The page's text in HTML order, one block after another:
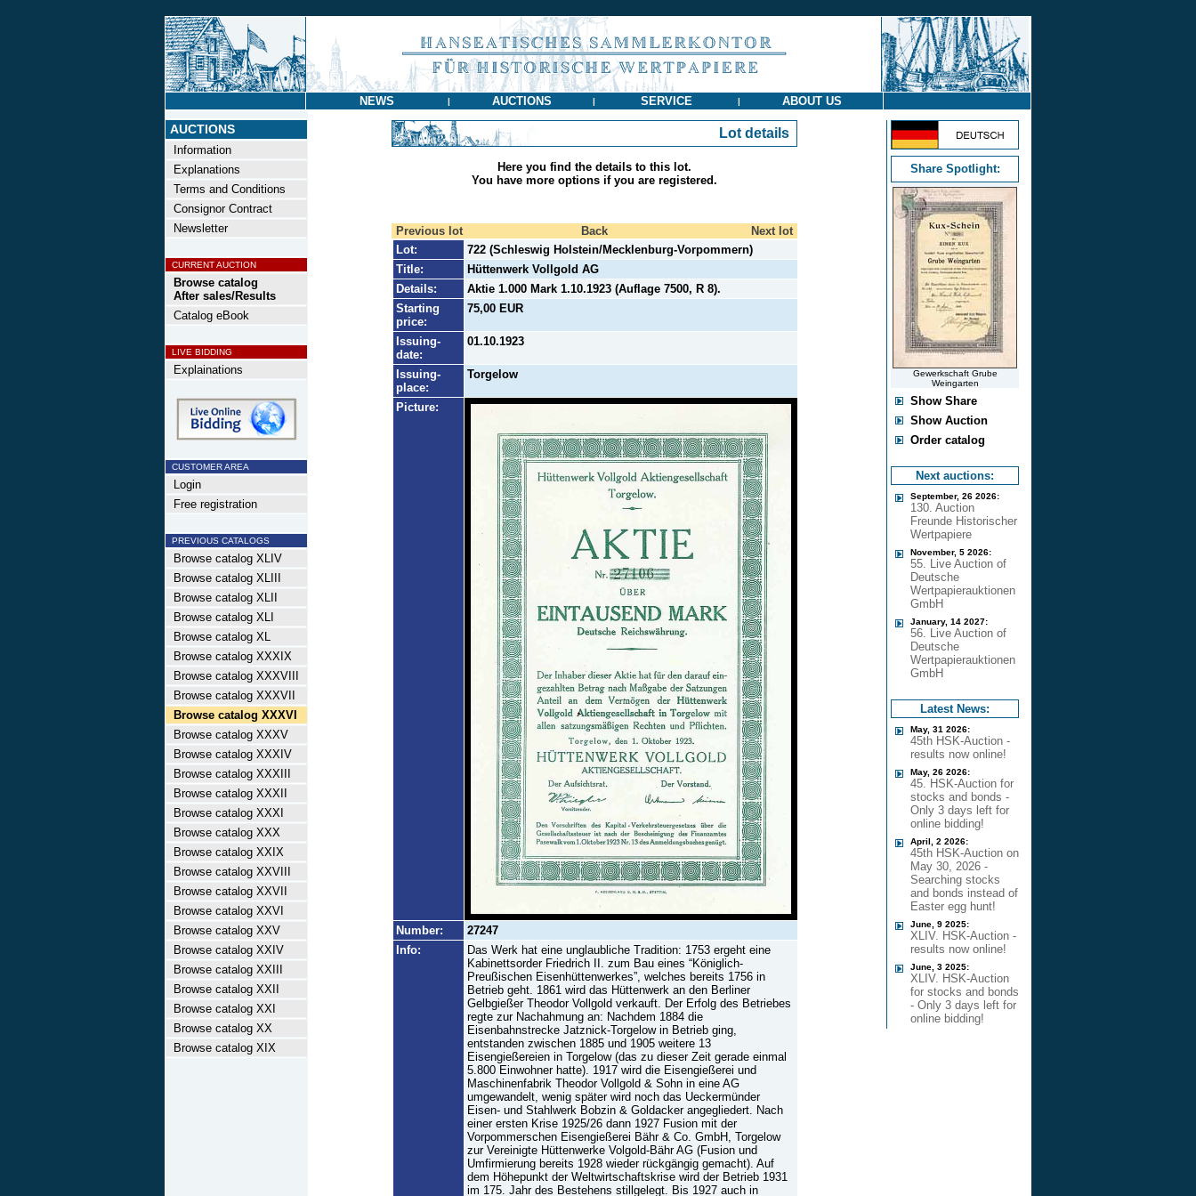
NEWS | AUCTIONS | SERVICE | ABOUT US
AUCTIONS
Information
Explanations
Terms and Conditions
Consignor Contract
Newsletter
CURRENT AUCTION
Browse catalog
After sales/Results
Catalog eBook
LIVE BIDDING
Explainations
CUSTOMER AREA
Login
Free registration
PREVIOUS CATALOGS
Browse catalog XLIV
Browse catalog XLIII
Browse catalog XLII
Browse catalog XLI
Browse catalog XL
Browse catalog XXXIX
Browse catalog XXXVIII
Browse catalog XXXVII
Browse catalog XXXVI
Browse catalog XXXV
Browse catalog XXXIV
Browse catalog XXXIII
Browse catalog XXXII
Browse catalog XXXI
Browse catalog XXX
Browse catalog XXIX
Browse catalog XXVIII
Browse catalog XXVII
Browse catalog XXVI
Browse catalog XXV
Browse catalog XXIV
Browse catalog XXIII
Browse catalog XXII
Browse catalog XXI
Browse catalog XX
Browse catalog XIX
Lot details
Here you find the details to this lot.
You have more options if you are registered.
Previous lot Back
Next lot
Lot:
722 (Schleswig Holstein/Mecklenburg-Vorpommern)
Title:
Hüttenwerk Vollgold AG
Details:
Aktie 1.000 Mark 1.10.1923 (Auflage 7500, R 8).
Starting
price:
75,00 EUR
Issuing-
date:
01.10.1923
Issuing-
place:
Torgelow
Picture:
Number:
27247
Info:
Das Werk hat eine unglaubliche Tradition: 1753 ergeht eine
Kabinettsorder Friedrich II. zum Bau eines “Königlich-
Preußischen Eisenhüttenwerkes”, welches bereits 1756 in
Betrieb geht. 1861 wird das Hüttenwerk an den Berliner
Gelbgießer Theodor Vollgold verkauft. Der Erfolg des Betriebes
regte zur Nachahmung an: Nachdem 1884 die
Eisenbahnstrecke Jatznick-Torgelow in Betrieb ging,
entstanden zwischen 1885 und 1905 weitere 13
Eisengießereien in Torgelow (das zu dieser Zeit gerade einmal
5.800 Einwohner hatte). 1917 wird die Eisengießerei und
Maschinenfabrik Theodor Vollgold & Sohn in eine AG
umgewandelt, wenig später wird noch das Ueckermünder
Eisen- und Stahlwerk Bobzin & Goldacker angegliedert. Nach
einer ersten Krise 1925/26 dann 1927 Fusion mit der
Vorpommerschen Eisengießerei Bähr & Co. GmbH, Torgelow
zur Vereinigte Hüttenwerke Volgold-Bähr AG (Fusion und
Umfirmierung bereits 1928 wieder rückgängig gemacht). Auf
dem Höhepunkt der Weltwirtschaftskrise wird der Betrieb 1931
im 175. Jahr des Bestehens stillgelegt. Bis 1927 auch in
Share Spotlight:
Gewerkschaft Grube
Weingarten
Show Share
Show Auction
Order catalog
Next auctions:
September, 26 2026:
130. Auction
Freunde Historischer
Wertpapiere
November, 5 2026:
55. Live Auction of
Deutsche
Wertpapierauktionen
GmbH
January, 14 2027:
56. Live Auction of
Deutsche
Wertpapierauktionen
GmbH
Latest News:
May, 31 2026:
45th HSK-Auction -
results now online!
May, 26 2026:
45. HSK-Auction for
stocks and bonds -
Only 3 days left for
online bidding!
April, 2 2026:
45th HSK-Auction on
May 30, 2026 -
Searching stocks
and bonds instead of
Easter egg hunt!
June, 9 2025:
XLIV. HSK-Auction -
results now online!
June, 3 2025:
XLIV. HSK-Auction
for stocks and bonds
- Only 3 days left for
online bidding!